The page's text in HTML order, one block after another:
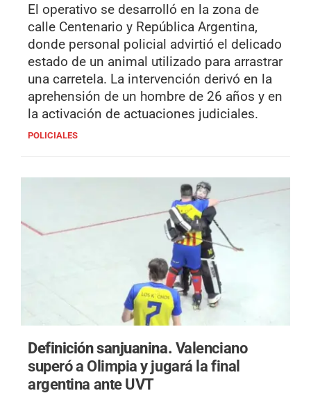
El operativo se desarrolló en la zona de
calle Centenario y República Argentina,
donde personal policial advirtió el delicado
estado de un animal utilizado para arrastrar
una carretela. La intervención derivó en la
aprehensión de un hombre de 26 años y en
la activación de actuaciones judiciales.
POLICIALES
Definición sanjuanina. Valenciano
superó a Olimpia y jugará la final
argentina ante UVT